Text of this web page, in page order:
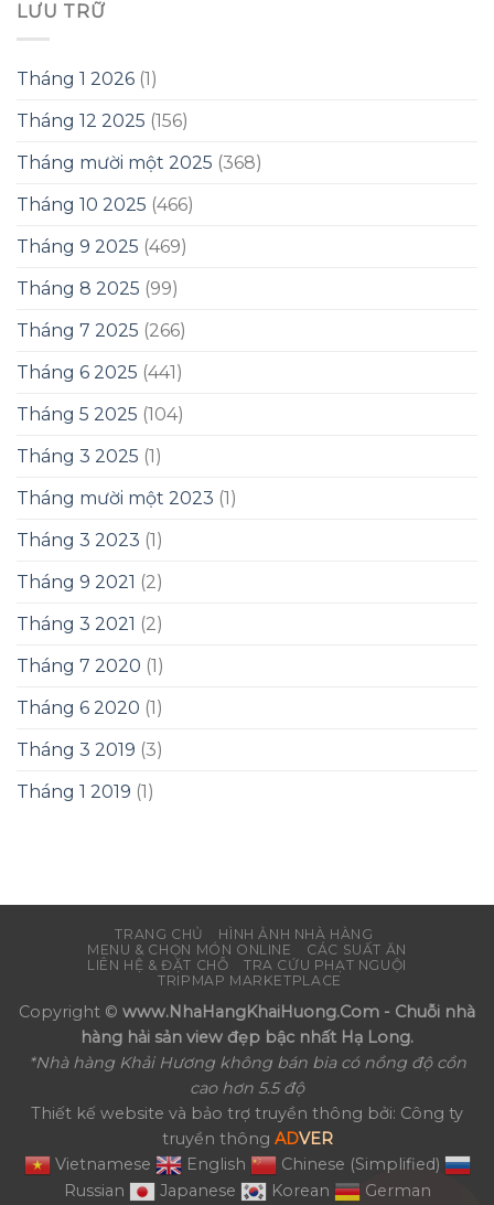
LƯU TRỮ
Tháng 1 2026 (1)
Tháng 12 2025 (156)
Tháng mười một 2025 (368)
Tháng 10 2025 (466)
Tháng 9 2025 (469)
Tháng 8 2025 (99)
Tháng 7 2025 (266)
Tháng 6 2025 (441)
Tháng 5 2025 (104)
Tháng 3 2025 (1)
Tháng mười một 2023 (1)
Tháng 3 2023 (1)
Tháng 9 2021 (2)
Tháng 3 2021 (2)
Tháng 7 2020 (1)
Tháng 6 2020 (1)
Tháng 3 2019 (3)
Tháng 1 2019 (1)
TRANG CHỦ
HÌNH ẢNH NHÀ HÀNG
MENU & CHỌN MÓN ONLINE
CÁC SUẤT ĂN
LIÊN HỆ & ĐẶT CHỖ
TRA CỨU PHẠT NGUỘI
TRIPMAP MARKETPLACE
Copyright © www.NhaHangKhaiHuong.Com - Chuỗi nhà
hàng hải sản view đẹp bậc nhất Hạ Long.
*Nhà hàng Khải Hương không bán bia có nồng độ cồn
cao hơn 5.5 độ
Thiết kế website và bảo trợ truyền thông bởi: Công ty
truyền thông ADVER
Vietnamese
English
Chinese (Simplified)
Russian
Japanese Korean German